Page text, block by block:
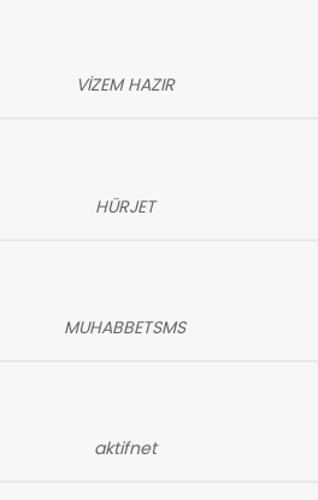
VİZEM HAZIR
HÜRJET
MUHABBETSMS
aktifnet